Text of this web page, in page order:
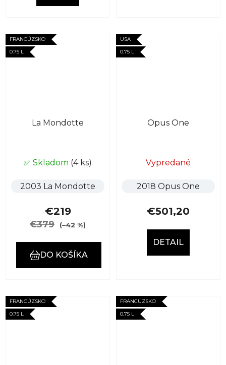
FRANCÚZSKO
0.75 L
La Mondotte
✅ Skladom (4 ks)
2003 La Mondotte
€219
€379 (–42 %)
DO KOŠÍKA
USA
0.75 L
Opus One
Vypredané
2018 Opus One
€501,20
DETAIL
FRANCÚZSKO
0.75 L
FRANCÚZSKO
0.75 L